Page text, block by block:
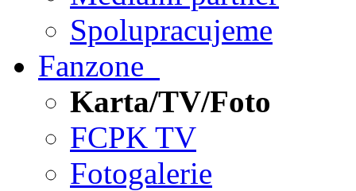
Spolupracujeme
Fanzone
Karta/TV/Foto
FCPK TV
Fotogalerie